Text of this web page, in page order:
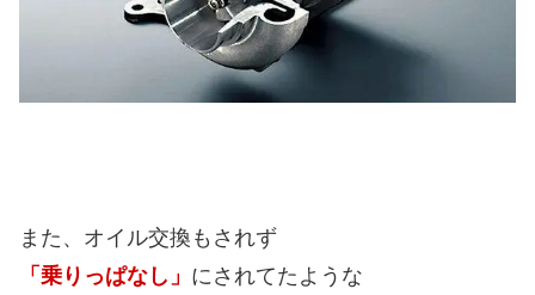
また、オイル交換もされず
「乗りっぱなし」 にされてたような